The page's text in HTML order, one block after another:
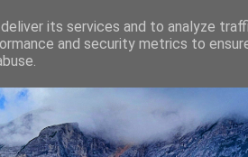
its services and to analyze
and security metrics to